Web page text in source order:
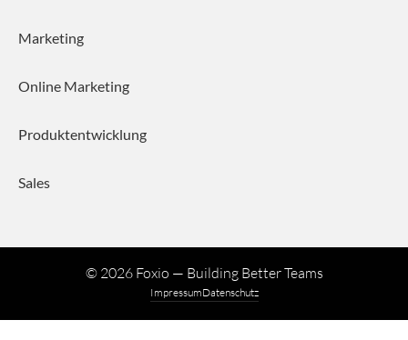
Marketing
Online Marketing
Produktentwicklung
Sales
© 2026Foxio — Building Better Teams
ImpressumDatenschutz